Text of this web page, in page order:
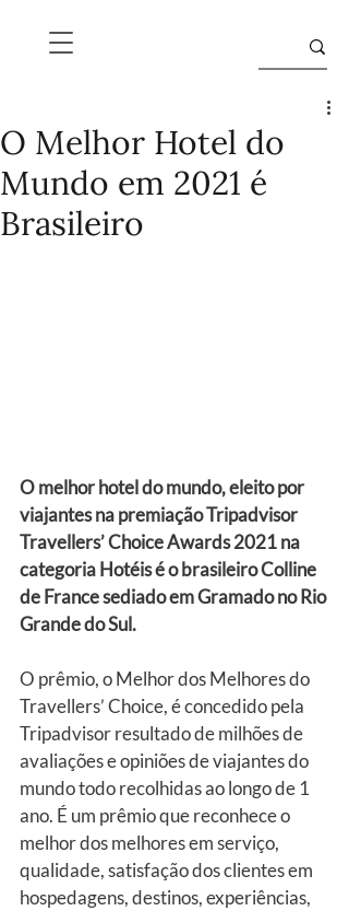
O Melhor Hotel do
Mundo em 2021 é
Brasileiro
O melhor hotel do mundo, eleito por
viajantes na premiação Tripadvisor
Travellers’ Choice Awards 2021 na
categoria Hotéis é o brasileiro Colline
de France sediado em Gramado no Rio
Grande do Sul.
O prêmio, o Melhor dos Melhores do
Travellers’ Choice, é concedido pela
Tripadvisor resultado de milhões de
avaliações e opiniões de viajantes do
mundo todo recolhidas ao longo de 1
ano. É um prêmio que reconhece o
melhor dos melhores em serviço,
qualidade, satisfação dos clientes em
hospedagens, destinos, experiências,